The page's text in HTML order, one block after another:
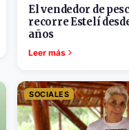
El vendedor de
recorre Estelí
años
Leer más
SOCIALES